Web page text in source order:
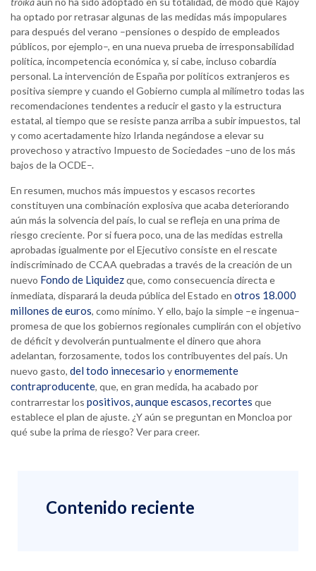
ha optado por retrasar algunas de las medidas más impopulares
para después del verano –pensiones o despido de empleados
públicos, por ejemplo–, en una nueva prueba de irresponsabilidad
política, incompetencia económica y, si cabe, incluso cobardía
personal. La intervención de España por políticos extranjeros es
positiva siempre y cuando el Gobierno cumpla al milímetro todas las
recomendaciones tendentes a reducir el gasto y la estructura
estatal, al tiempo que se resiste panza arriba a subir impuestos, tal
y como acertadamente hizo Irlanda negándose a elevar su
provechoso y atractivo Impuesto de Sociedades –uno de los más
bajos de la OCDE–.
En resumen, muchos más impuestos y escasos recortes
constituyen una combinación explosiva que acaba deteriorando
aún más la solvencia del país, lo cual se refleja en una prima de
riesgo creciente. Por si fuera poco, una de las medidas estrella
aprobadas igualmente por el Ejecutivo consiste en el rescate
indiscriminado de CCAA quebradas a través de la creación de un
nuevo Fondo de Liquidezque, como consecuencia directa e
inmediata, disparará la deuda pública del Estado en otros 18.000
millones de euros, como mínimo. Y ello, bajo la simple –e ingenua–
promesa de que los gobiernos regionales cumplirán con el objetivo
de déficit y devolverán puntualmente el dinero que ahora
adelantan, forzosamente, todos los contribuyentes del país. Un
nuevo gasto, del todo innecesario yenormemente
contraproducente, que, en gran medida, ha acabado por
contrarrestar los positivos, aunque escasos, recortes que
establece el plan de ajuste. ¿Y aún se preguntan en Moncloa por
qué sube la prima de riesgo? Ver para creer.
Contenido reciente